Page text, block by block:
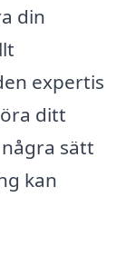
din
expertis
ditt
sätt
kan